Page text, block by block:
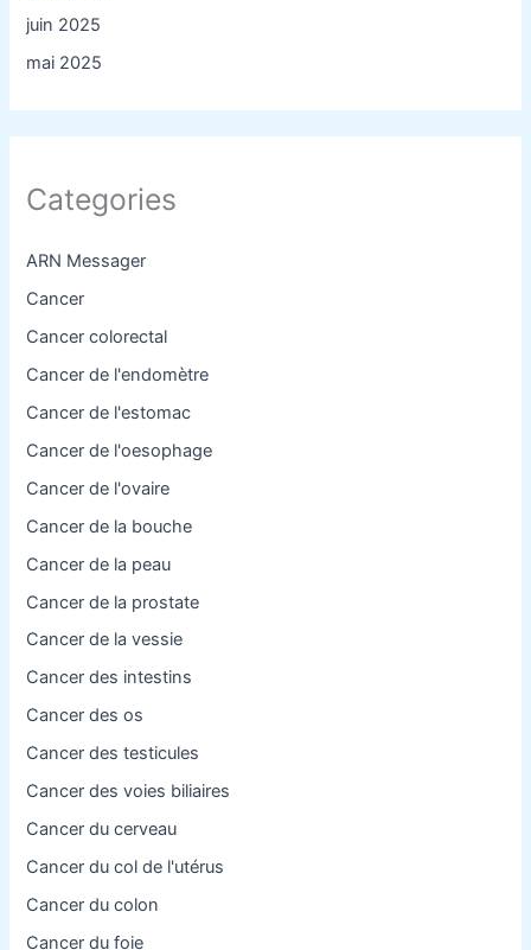
juin 2025
mai 2025
Categories
ARN Messager
Cancer
Cancer colorectal
Cancer de l'endomètre
Cancer de l'estomac
Cancer de l'oesophage
Cancer de l'ovaire
Cancer de la bouche
Cancer de la peau
Cancer de la prostate
Cancer de la vessie
Cancer des intestins
Cancer des os
Cancer des testicules
Cancer des voies biliaires
Cancer du cerveau
Cancer du col de l'utérus
Cancer du colon
Cancer du foie